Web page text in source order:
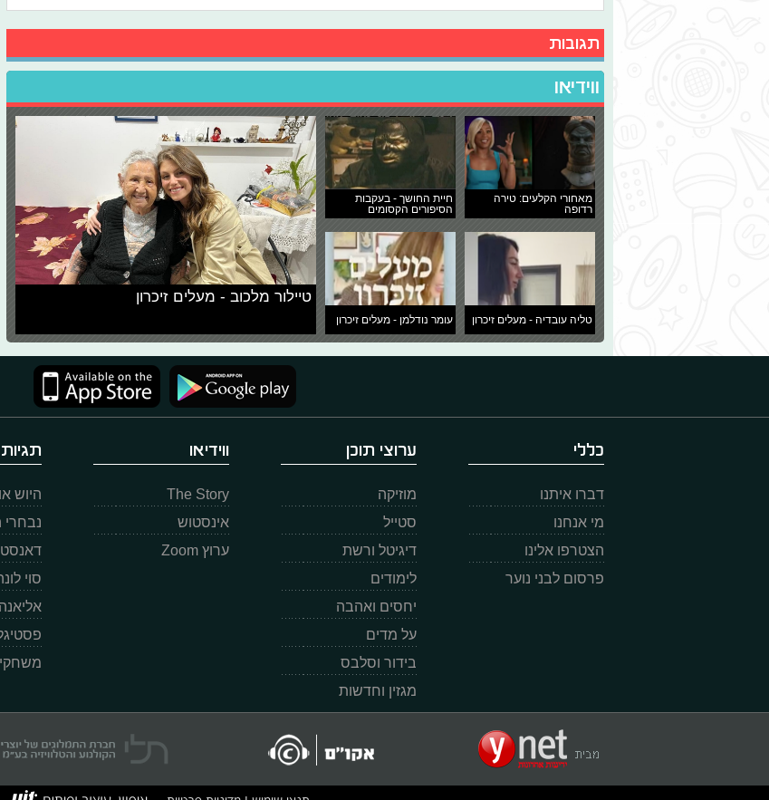
תגובות
ווידיאו
מאחורי הקלעים: טירה
רדופה
חיית החושך - בעקבות
הסיפורים הקסומים
טליה עובדיה - מעלים זיכרון עומר נודלמן - מעלים זיכרון
טיילור מלכוב - מעלים זיכרון
כללי
דברו איתנו
מי אנחנו
הצטרפו אלינו
פרסום לבני נוער
ערוצי תוכן
מוזיקה
סטייל
דיגיטל ורשת
לימודים
יחסים ואהבה
על מדים
בידור וסלבס
מגזין וחדשות
ווידיאו
The Story
אינסטוש
ערוץ Zoom
תגיות
היוש
סוי